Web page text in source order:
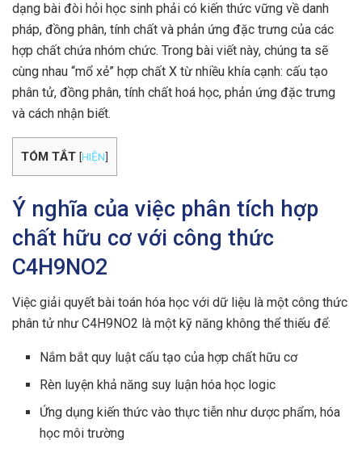
dạng bài đòi hỏi học sinh phải có kiến thức vững về danh
pháp, đồng phân, tính chất và phản ứng đặc trưng của các
hợp chất chứa nhóm chức. Trong bài viết này, chúng ta sẽ
cùng nhau “mổ xẻ” hợp chất X từ nhiều khía cạnh: cấu tạo
phân tử, đồng phân, tính chất hoá học, phản ứng đặc trưng
và cách nhận biết.
TÓM TẮT [HIỆN]
Ý nghĩa của việc phân tích hợp
chất hữu cơ với công thức
C4H9NO2
Việc giải quyết bài toán hóa học với dữ liệu là một công thức
phân tử như C4H9NO2 là một kỹ năng không thể thiếu để:
Nắm bắt quy luật cấu tạo của hợp chất hữu cơ
Rèn luyện khả năng suy luận hóa học logic
Ứng dụng kiến thức vào thực tiễn như dược phẩm, hóa
học môi trường